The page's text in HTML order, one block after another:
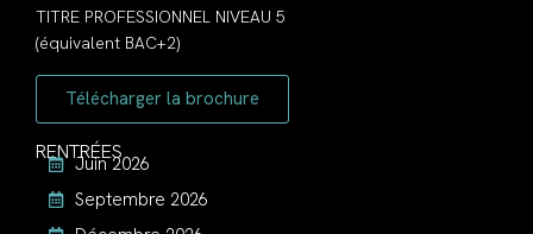
TITRE PROFESSIONNEL NIVEAU 5
(équivalent BAC+2)
Télécharger la brochure
RENTRÉES
Juin 2026
Septembre 2026